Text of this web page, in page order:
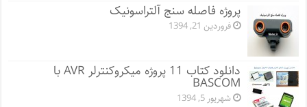
پروژه فاصله سنج آلتراسونیک
فروردین 21, 1394
دانلود کتاب 11 پروژه میکروکنترلر AVR با
BASCOM
شهریور 5, 1394